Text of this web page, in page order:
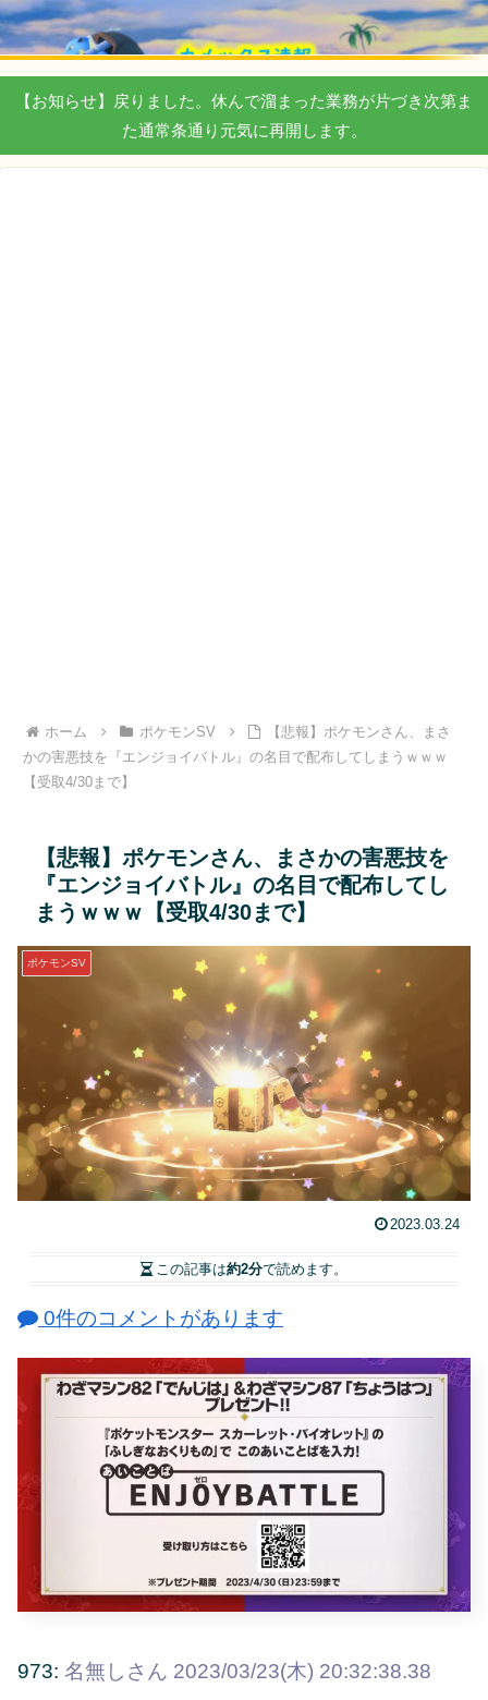
【お知らせ】戻りました。休んで溜まった業務が片づき次第ま
た通常条通り元気に再開します。
ホーム ポケモンSV
【悲報】ポケモンさん、まさ
かの害悪技を『エンジョイバトル』の名目で配布してしまうｗｗｗ
【受取4/30まで】
【悲報】ポケモンさん、まさかの害悪技を
『エンジョイバトル』の名目で配布してし
まうｗｗｗ【受取4/30まで】
ポケモンSV
2023.03.24
この記事は約2分で読めます。
0件のコメントがあります
973: 名無しさん 2023/03/23(木) 20:32:38.38